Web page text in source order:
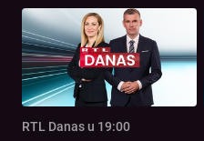
RTL Danas u 19:00